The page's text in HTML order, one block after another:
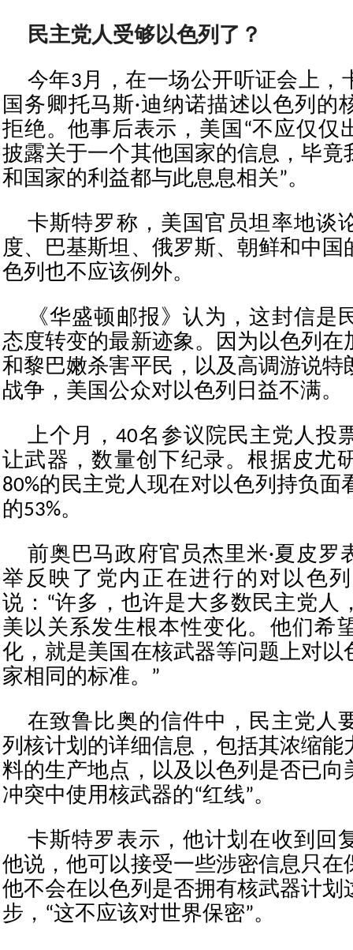
民主党人受够以色列了？
今年3月，在一场公开听证会上，
国务卿托马斯·迪纳诺描述以色列的
拒绝。他事后表示，美国“不应仅仅
披露关于一个其他国家的信息，毕竟
和国家的利益都与此息息相关”。
卡斯特罗称，美国官员坦率地谈
度、巴基斯坦、俄罗斯、朝鲜和中国
色列也不应该例外。
《华盛顿邮报》认为，这封信是
态度转变的最新迹象。因为以色列在
和黎巴嫩杀害平民，以及高调游说特
战争，美国公众对以色列日益不满。
上个月，40名参议院民主党人投
让武器，数量创下纪录。根据皮尤
80%的民主党人现在对以色列持负面
的53%。
前奥巴马政府官员杰里米·夏皮罗
举反映了党内正在进行的对以色
说：“许多，也许是大多数民主党人
美以关系发生根本性变化。他们希
化，就是美国在核武器等问题上对以
家相同的标准。”
在致鲁比奥的信件中，民主党人
列核计划的详细信息，包括其浓缩能
料的生产地点，以及以色列是否已向
冲突中使用核武器的“红线”。
卡斯特罗表示，他计划在收到回
他说，他可以接受一些涉密信息只在
他不会在以色列是否拥有核武器计划
步，“这不应该对世界保密”。